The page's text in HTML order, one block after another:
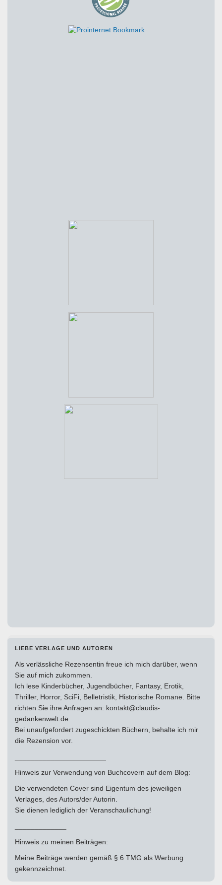
LIEBE VERLAGE UND AUTOREN
Als verlässliche Rezensentin freue ich mich darüber, wenn
Sie auf mich zukommen.
Ich lese Kinderbücher, Jugendbücher, Fantasy, Erotik,
Thriller, Horror, SciFi, Belletristik, Historische Romane. Bitte
richten Sie ihre Anfragen an: kontakt@claudis-
gedankenwelt.de
Bei unaufgefordert zugeschickten Büchern, behalte ich mir
die Rezension vor.
Hinweis zur Verwendung von Buchcovern auf dem Blog:
Die verwendeten Cover sind Eigentum des jeweiligen
Verlages, des Autors/der Autorin.
Sie dienen lediglich der Veranschaulichung!
Hinweis zu meinen Beiträgen:
Meine Beiträge werden gemäß § 6 TMG als Werbung
gekennzeichnet.